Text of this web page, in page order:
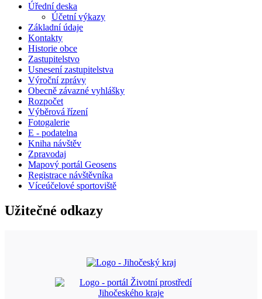
Úřední deska
Účetní výkazy
Základní údaje
Kontakty
Historie obce
Zastupitelstvo
Usnesení zastupitelstva
Výroční zprávy
Obecně závazné vyhlášky
Rozpočet
Výběrová řízení
Fotogalerie
E - podatelna
Kniha návštěv
Zpravodaj
Mapový portál Geosens
Registrace návštěvníka
Víceúčelové sportoviště
Užitečné odkazy